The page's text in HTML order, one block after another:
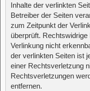
Inhalte der verlinkten
Betreiber der Seiten
zum Zeitpunkt der
überprüft.
Verlinkung nicht
der verlinkten Seiten ist
einer Rechtsverletzung
Rechtsverletzungen
entfernen.